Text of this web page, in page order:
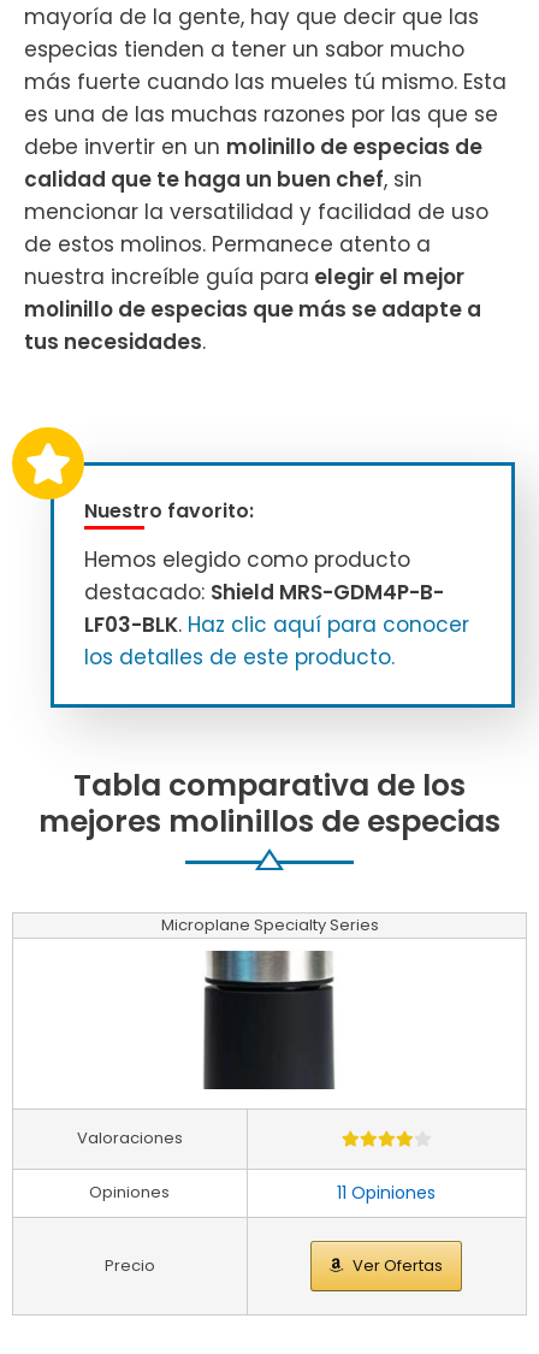
mayoría de la gente, hay que decir que las
especias tienden a tener un sabor mucho
más fuerte cuando las mueles tú mismo. Esta
es una de las muchas razones por las que se
debe invertir en un molinillo de especias de
calidad que te haga un buen chef, sin
mencionar la versatilidad y facilidad de uso
de estos molinos. Permanece atento a
nuestra increíble guía para elegir el mejor
molinillo de especias que más se adapte a
tus necesidades.
Nuestro favorito:
Hemos elegido como producto
destacado: Shield MRS-GDM4P-B-
LF03-BLK. Haz clic aquí para conocer
los detalles de este producto.
Tabla comparativa de los
mejores molinillos de especias
Microplane Specialty Series
11 Opiniones
Ver Ofertas
Valoraciones
Opiniones
Precio